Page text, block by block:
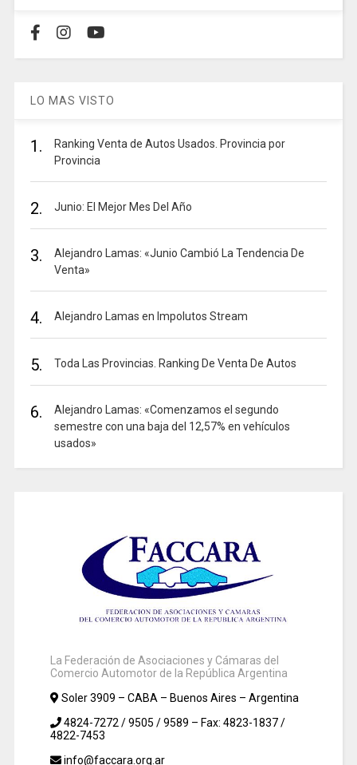
LO MAS VISTO
1.
Ranking Venta de Autos Usados. Provincia por
Provincia
2. Junio: El Mejor Mes Del Año
3.
Alejandro Lamas: «Junio Cambió La Tendencia De
Venta»
4. Alejandro Lamas en Impolutos Stream
5. Toda Las Provincias. Ranking De Venta De Autos
6.
Alejandro Lamas: «Comenzamos el segundo
semestre con una baja del 12,57% en vehículos
usados»
La Federación de Asociaciones y Cámaras del
Comercio Automotor de la República Argentina
Soler 3909 – CABA – Buenos Aires – Argentina
4824-7272 / 9505 / 9589 – Fax: 4823-1837 /
4822-7453
info@faccara.org.ar